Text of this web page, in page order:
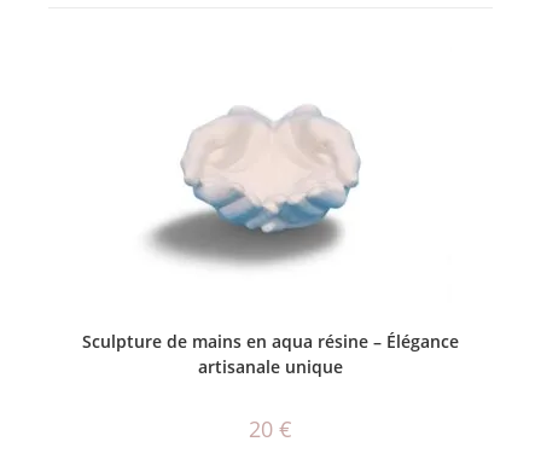
Sculpture de mains en aqua résine – Élégance
artisanale unique
20 €